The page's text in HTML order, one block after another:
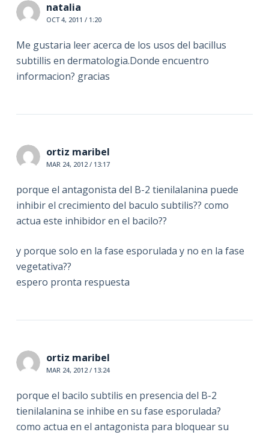
natalia
OCT 4, 2011 / 1:20
Me gustaria leer acerca de los usos del bacillus
subtillis en dermatologia.Donde encuentro
informacion? gracias
ortiz maribel
MAR 24, 2012 / 13:17
porque el antagonista del B-2 tienilalanina puede
inhibir el crecimiento del baculo subtilis?? como
actua este inhibidor en el bacilo??
y porque solo en la fase esporulada y no en la fase
vegetativa??
espero pronta respuesta
ortiz maribel
MAR 24, 2012 / 13:24
porque el bacilo subtilis en presencia del B-2
tienilalanina se inhibe en su fase esporulada?
como actua en el antagonista para bloquear su